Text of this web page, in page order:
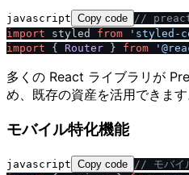
javascript Copy code //
import styled from 'styled-
import { Router } from
多くの React ライブラリが
め、既存の資産を活用できます
モバイル特化機能
javascript Copy code / / モバイ